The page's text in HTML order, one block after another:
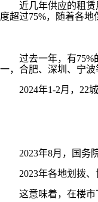
近几年供应的租赁用
度超过75%，随着各地
过去一年，有75%的
一，合肥、深圳、宁波
2024年1-2月，22城
2023年8月，国务院
2023年各地划拨、协
这意味着，在楼市下